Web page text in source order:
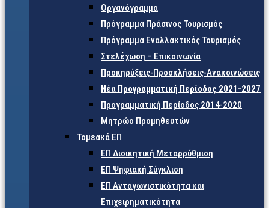
Οργανόγραμμα
Πρόγραμμα Πράσινος Τουρισμός
Πρόγραμμα Εναλλακτικός Τουρισμός
Στελέχωση – Επικοινωνία
Προκηρύξεις-Προσκλήσεις-Ανακοινώσεις
Νέα Προγραμματική Περίοδος 2021-2027
Προγραμματική Περίοδος 2014-2020
Μητρώο Προμηθευτών
Τομεακά ΕΠ
ΕΠ Διοικητική Μεταρρύθμιση
ΕΠ Ψηφιακή Σύγκλιση
ΕΠ Ανταγωνιστικότητα και
Επιχειρηματικότητα